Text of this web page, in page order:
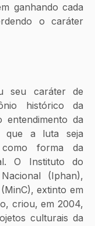
ganhando cada
o caráter
seu caráter de
histórico da
entendimento da
que a luta seja
como forma da
O Instituto do
(Iphan),
extinto em
criou, em 2004,
culturais da